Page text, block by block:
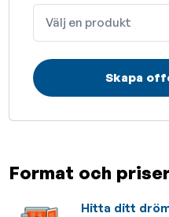
Format och
Hitta ditt
Välj en produkt
Skapa